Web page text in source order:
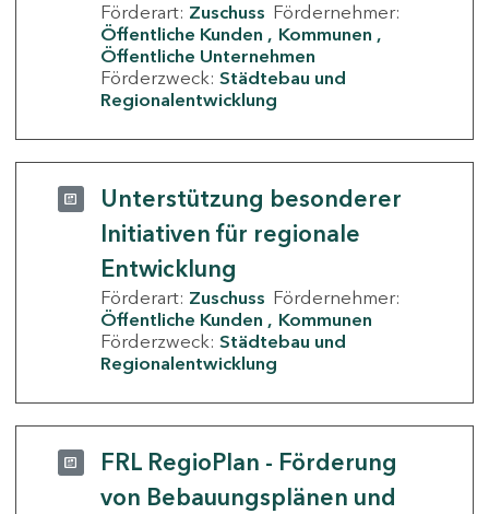
Förderart: Zuschuss Fördernehmer:
Öffentliche Kunden
Kommunen
Öffentliche Unternehmen
Förderzweck: Städtebau und
Regionalentwicklung
Unterstützung besonderer
Initiativen für regionale
Entwicklung
Förderart: Zuschuss Fördernehmer:
Öffentliche Kunden
Kommunen
Förderzweck: Städtebau und
Regionalentwicklung
FRL RegioPlan - Förderung
von Bebauungsplänen und